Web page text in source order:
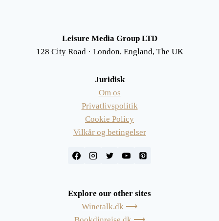
Leisure Media Group LTD
128 City Road · London, England, The UK
Juridisk
Om os
Privatlivspolitik
Cookie Policy
Vilkår og betingelser
Explore our other sites
Winetalk.dk ⟶